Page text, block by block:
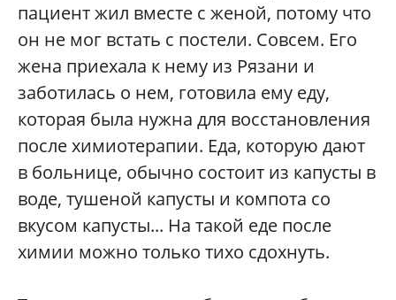
пациент жил вместе с женой, потому что
он не мог встать с постели. Совсем. Его
жена приехала к нему из Рязани и
заботилась о нем, готовила ему еду,
которая была нужна для восстановления
после химиотерапии. Еда, которую дают
в больнице, обычно состоит из капусты в
воде, тушеной капусты и компота со
вкусом капусты... На такой еде после
химии можно только тихо сдохнуть.